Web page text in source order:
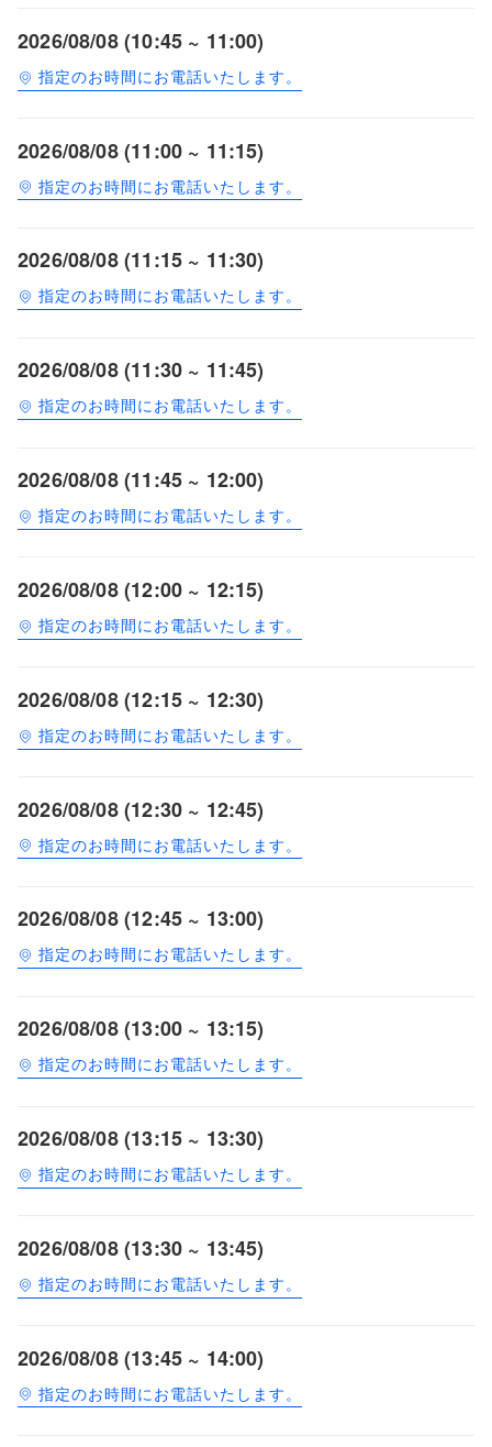
2026/08/08 (10:45 ~ 11:00)
指定のお時間にお電話いたします。
2026/08/08 (11:00 ~ 11:15)
指定のお時間にお電話いたします。
2026/08/08 (11:15 ~ 11:30)
指定のお時間にお電話いたします。
2026/08/08 (11:30 ~ 11:45)
指定のお時間にお電話いたします。
2026/08/08 (11:45 ~ 12:00)
指定のお時間にお電話いたします。
2026/08/08 (12:00 ~ 12:15)
指定のお時間にお電話いたします。
2026/08/08 (12:15 ~ 12:30)
指定のお時間にお電話いたします。
2026/08/08 (12:30 ~ 12:45)
指定のお時間にお電話いたします。
2026/08/08 (12:45 ~ 13:00)
指定のお時間にお電話いたします。
2026/08/08 (13:00 ~ 13:15)
指定のお時間にお電話いたします。
2026/08/08 (13:15 ~ 13:30)
指定のお時間にお電話いたします。
2026/08/08 (13:30 ~ 13:45)
指定のお時間にお電話いたします。
2026/08/08 (13:45 ~ 14:00)
指定のお時間にお電話いたします。